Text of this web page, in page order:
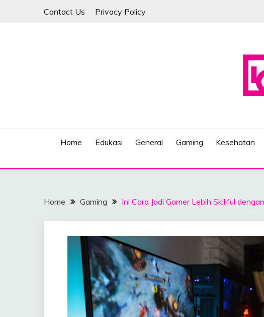
Contact Us Privacy Policy
Home Edukasi General Gaming Kesehatan
Home Gaming Ini Cara Jadi Gamer Lebih Skillful